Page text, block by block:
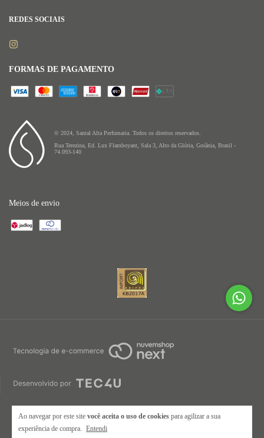
Ao navegar por este site você aceita o uso de cookies para agilizar a sua
experiência de compra. Entendi
© 2024, Santal Alta Perfumaria. Todos os direitos reservados.
Rua Terezina, Ed. Lux Flamboyant, Sala 3, Alto da Glória, Goiânia, Brasil -
74.093-140
REDES SOCIAIS
FORMAS DE PAGAMENTO
Meios de envio